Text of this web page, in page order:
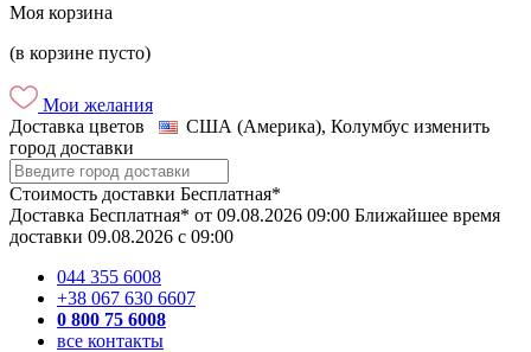
Моя корзина
(в корзине пусто)
Мои желания
Доставка цветов
США (Америка), Колумбус изменить
город доставки
Стоимость доставки Бесплатная*
Доставка Бесплатная* от 09.08.2026 09:00 Ближайшее время
доставки 09.08.2026 c 09:00
044 355 6008
+38 067 630 6607
0 800 75 6008
все контакты